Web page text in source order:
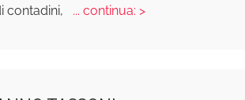
contadini,
... continua: >